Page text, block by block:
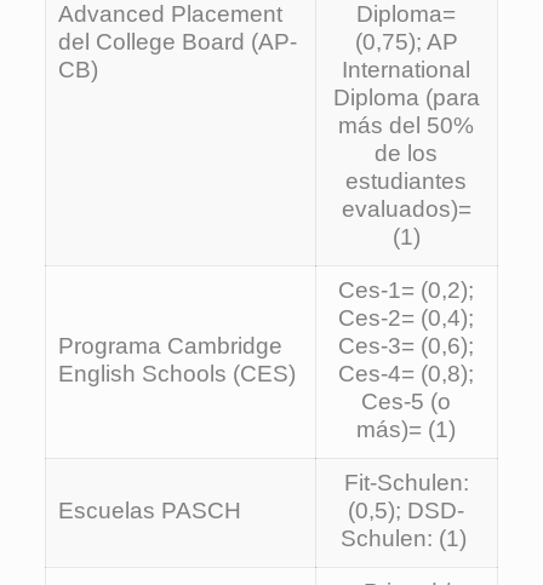
Advanced Placement
del College Board (AP-
CB)
Diploma=
(0,75); AP
International
Diploma (para
más del 50%
de los
estudiantes
evaluados)=
(1)
Programa Cambridge
English Schools (CES)
Ces-1= (0,2);
Ces-2= (0,4);
Ces-3= (0,6);
Ces-4= (0,8);
Ces-5 (o
más)= (1)
Escuelas PASCH
Fit-Schulen:
(0,5); DSD-
Schulen: (1)